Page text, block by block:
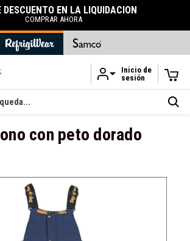
Ir al contenido principal
DESCUENTO EN LA LIQUIDACIÓN
COMPRAR AHORA
Inicio de
sesión
con peto dorado